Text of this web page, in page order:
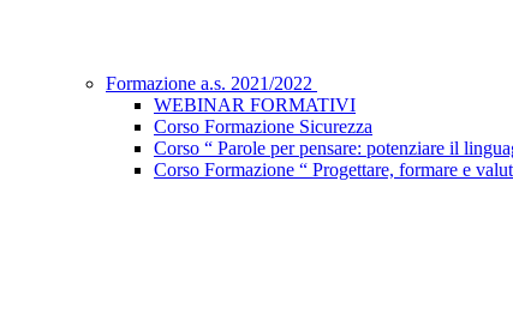
Formazione a.s. 2021/2022
WEBINAR FORMATIVI
Corso Formazione Sicurezza
Corso “ Parole per pensare: potenziare il
Corso Formazione “ Progettare, formare e